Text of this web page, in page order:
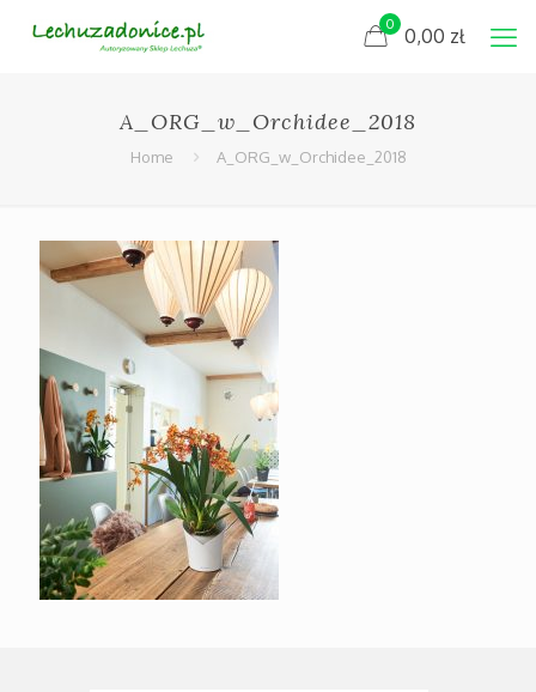
0 0,00 zł
A_ORG_w_Orchidee_2018
Home A_ORG_w_Orchidee_2018